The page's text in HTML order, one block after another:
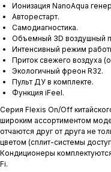
Ионизация NanoAqua
Авторестарт.
Самодиагностика.
Объемный 3D воздушный
Интенсивный режим
Приток свежего воздуха
Экологичный фреон R32.
Пульт ДУ в комплекте.
Функция iFeel.
Серия Flexis On/Off
широким ассортиментом
отчаются друг от друга не
цветом (сплит-системы
Кондиционеры
Fi.